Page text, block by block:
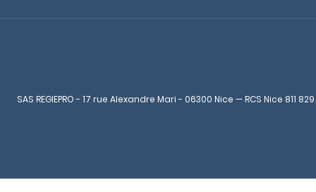
SAS REGIEPRO - 17 rue Alexandre Mari - 06300 Nice — RCS Nice 811